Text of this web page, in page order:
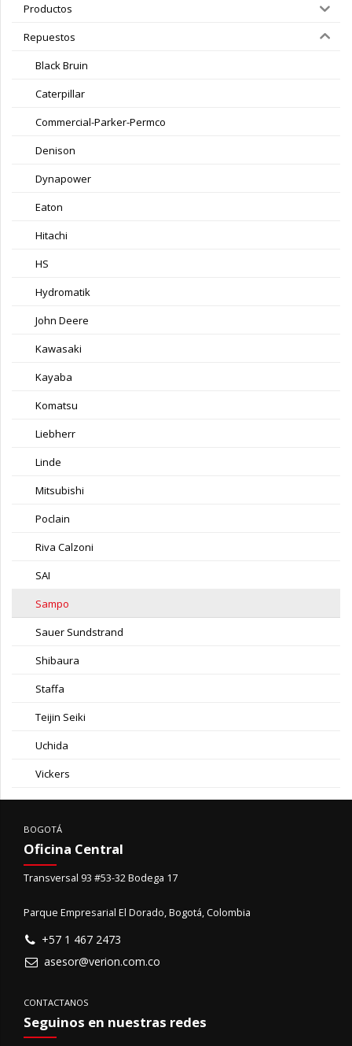
Productos
Repuestos
Black Bruin
Caterpillar
Commercial-Parker-Permco
Denison
Dynapower
Eaton
Hitachi
HS
Hydromatik
John Deere
Kawasaki
Kayaba
Komatsu
Liebherr
Linde
Mitsubishi
Poclain
Riva Calzoni
SAI
Sampo
Sauer Sundstrand
Shibaura
Staffa
Teijin Seiki
Uchida
Vickers
BOGOTÁ
Oficina Central
Transversal 93 #53-32 Bodega 17
Parque Empresarial El Dorado, Bogotá, Colombia
+57 1 467 2473
asesor@verion.com.co
CONTACTANOS
Seguinos en nuestras redes